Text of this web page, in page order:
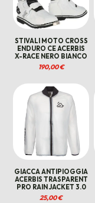
STIVALI MOTO CROSS
ENDURO CE ACERBIS
X-RACE NERO BIANCO
190,00€
GIACCA ANTIPIOGGIA
ACERBIS TRASPARENT
PRO RAIN JACKET 3.0
25,00€